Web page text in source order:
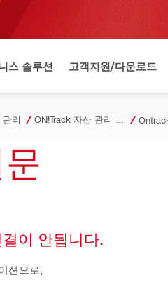
스 솔루션 고객지원/다운로드
관리
이 안됩니다.
션으로,